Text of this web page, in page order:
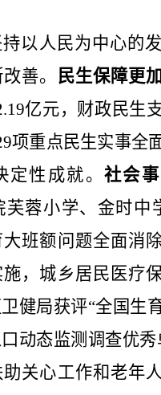
持以人民为中心的
善。
民生保障更
亿元，财政民生
项重点民生实事全
定性成就。 社会
芙蓉小学、金时中
班额问题全面消
，城乡居民医疗
健局获评“全国生
动态监测调查优秀
关心工作和老年